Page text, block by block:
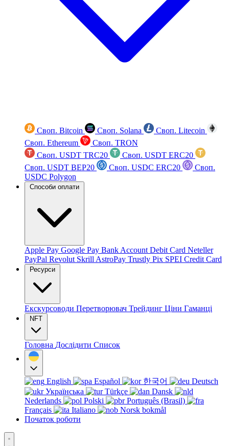
Своп. Bitcoin Своп. Solana
Своп. Litecoin
Своп. Ethereum
Своп. TRON
Своп. USDT TRC20
Своп. USDT ERC20
Своп. USDT BEP20
Своп. USDC ERC20
Своп.
USDC Polygon
Способи оплати
Apple Pay Google Pay Bank Account Debit Card Neteller
PayPal Revolut Skrill AstroPay Trustly Pix SPEI Credit Card
Ресурси
Екскурсоводи Перетворювач Трейдинг Ціни Гаманці
NFT
Головна Дослідити Список
English Español 한국어
Deutsch
Українська
Türkçe
Dansk
Nederlands
Polski
Português (Brasil)
Français
Italiano
Norsk bokmål
Початок роботи